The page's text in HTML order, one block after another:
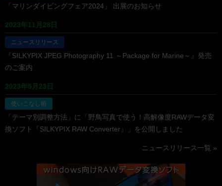
「マリンダイビングフェア2024」 出展のお知らせ
2023年11月28日
ニュースリリース
『SILKYPIX JPEG Photography 11 ～Package for Marine～』発売
のご案内
2023年5月23日
使いこなし術
「テーマ別調整方法」に「野鳥写真で使う！高解像度RAWデータ変
換ソフト『SILKYPIX RAW Converter』」を公開しました
ニュースリリース一覧 »